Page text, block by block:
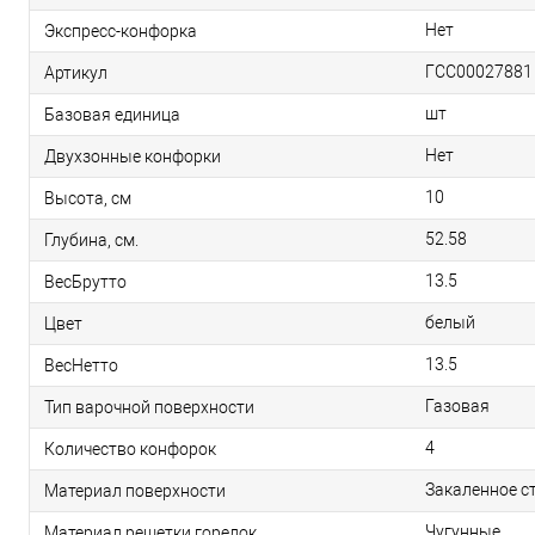
Экспресс-конфорка Нет
Артикул ГСС00027881
Базовая единица шт
Двухзонные конфорки Нет
Высота, см 10
Глубина, см. 52.58
ВесБрутто 13.5
Цвет белый
ВесНетто 13.5
Тип варочной поверхности Газовая
Количество конфорок 4
Материал поверхности Закаленное